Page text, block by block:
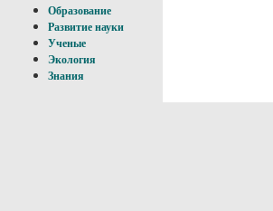
Образование
Развитие науки
Ученые
Экология
Знания